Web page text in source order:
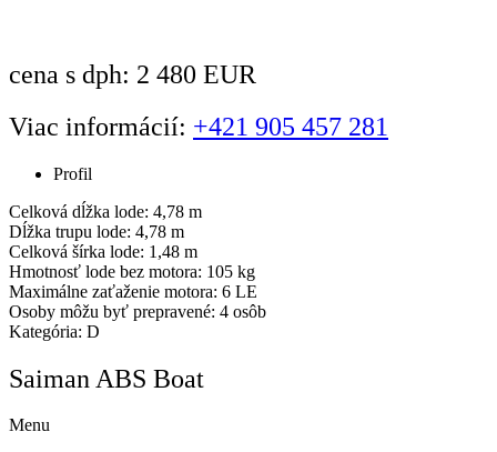
cena s dph: 2 480 EUR
Viac informácií: +421 905 457 281
Profil
Celková dĺžka lode: 4,78 m
Dĺžka trupu lode: 4,78 m
Celková šírka lode: 1,48 m
Hmotnosť lode bez motora: 105 kg
Maximálne zaťaženie motora: 6 LE
Osoby môžu byť prepravené: 4 osôb
Kategória: D
Saiman ABS Boat
Menu